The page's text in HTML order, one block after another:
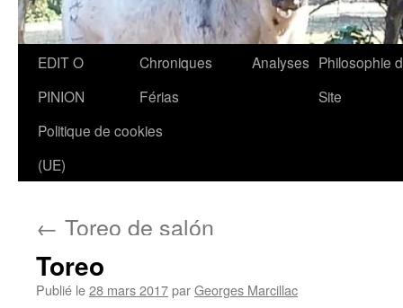
Aller
contenu
EDIT O
PINION
Chroniques
Férias
Analyses Philosophie
Site
Politique de cookies
(UE)
← Toreo de salón
Toreo
Publié le28 mars 2017parGeorges Marcillac